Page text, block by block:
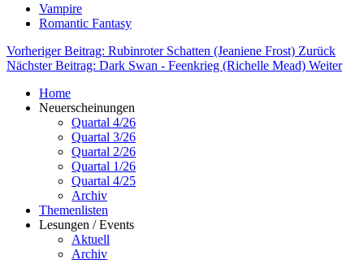
Vampire
Romantic Fantasy
Vorheriger Beitrag: Rubinroter Schatten (Jeaniene Frost) Zurück
Nächster Beitrag: Dark Swan - Feenkrieg (Richelle Mead) Weiter
Home
Neuerscheinungen
Quartal 4/26
Quartal 3/26
Quartal 2/26
Quartal 1/26
Quartal 4/25
Archiv
Themenlisten
Lesungen / Events
Aktuell
Archiv